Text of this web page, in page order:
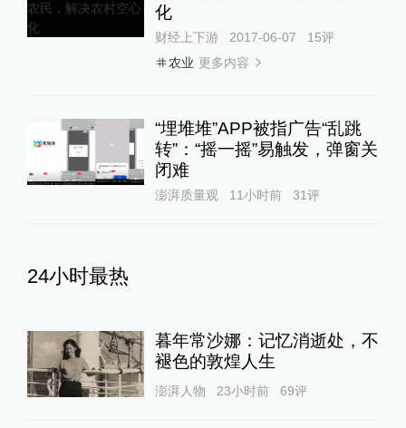
化
财经上下游 2017-06-07 15评
农业 更多内容
“埋堆堆”APP被指广告“乱跳
转”：“摇一摇”易触发，弹窗关
闭难
澎湃质量观 11小时前 31评
24小时最热
暮年常沙娜：记忆消逝处，不
褪色的敦煌人生
澎湃人物 23小时前 69评